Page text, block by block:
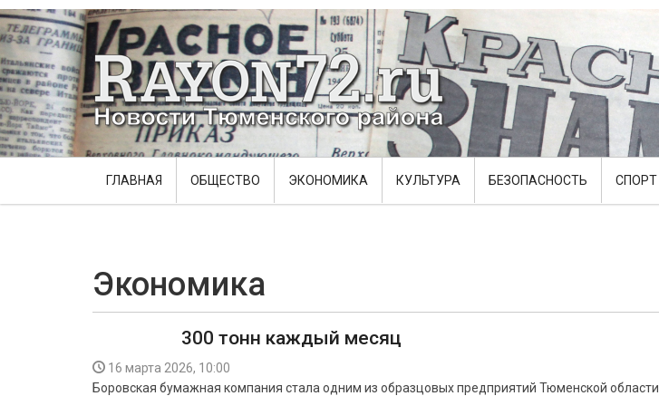
ГЛАВНАЯ ОБЩЕСТВО ЭКОНОМИКА КУЛЬТУРА БЕЗОПАСНОСТЬ СПОРТ
Экономика
300 тонн каждый месяц
16 марта 2026, 10:00
Боровская бумажная компания стала одним из образцовых предприятий Тюменской области.